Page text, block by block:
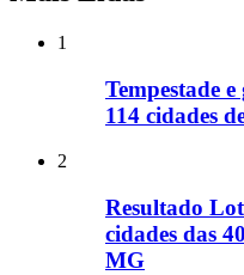
1
Tempestade
114 cidades
2
Resultado
cidades das
MG